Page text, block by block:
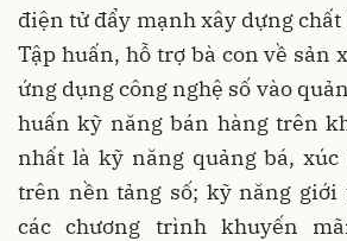
điện tử đẩy mạnh xây dựng
Tập huấn, hỗ trợ bà con về sản
ứng dụng công nghệ số vào
huấn kỹ năng bán hàng trên
nhất là kỹ năng quảng bá,
trên nền tảng số; kỹ năng giới
các chương trình khuyến